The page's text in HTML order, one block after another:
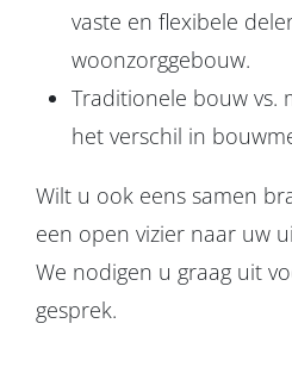
vaste en flexibele
woonzorggebouw.
Traditionele bouw vs.
het verschil in
Wilt u ook eens samen
een open vizier naar uw
We nodigen u graag uit
gesprek.